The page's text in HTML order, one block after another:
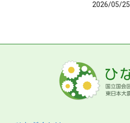
2026/05/25